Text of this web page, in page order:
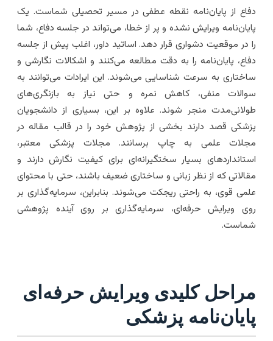
از پایان‌نامه نقطه عطفی در مسیر تحصیلی شماست. یک
ویرایش نشده و پر از خطا، می‌تواند در جلسه دفاع، شما
در موقعیت دشواری قرار دهد. اساتید داور، اغلب پیش از جلسه
پایان‌نامه را به دقت مطالعه می‌کنند و اشکالات نگارشی و
به سرعت شناسایی می‌شوند. این ایرادات می‌توانند به
منفی، کاهش نمره و حتی نیاز به بازنگری‌های
منجر شوند. علاوه بر این، بسیاری از دانشجویان
قصد دارند بخشی از پژوهش خود را در قالب مقاله در
علمی به چاپ برسانند. مجلات پزشکی معتبر،
بسیار سختگیرانه‌ای برای کیفیت نگارش دارند و
که از نظر زبانی و ساختاری ضعیف باشند، حتی با محتوای
قوی، به راحتی ریجکت می‌شوند. بنابراین، سرمایه‌گذاری بر
ویرایش حرفه‌ای، سرمایه‌گذاری بر روی آینده پژوهشی
کلیدی ویرایش حرفه‌ای
پزشکی